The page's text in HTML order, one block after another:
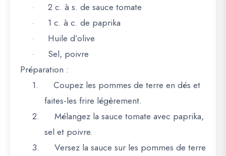
· 2 c. à s. de sauce tomate
· 1 c. à c. de paprika
· Huile d’olive
·
Sel, poivre
Préparation :
1.
Coupez les pommes de terre en dés et
faites-les frire légèrement.
2.
Mélangez la sauce tomate avec paprika,
sel et poivre.
3.
Versez la sauce sur les pommes de terre